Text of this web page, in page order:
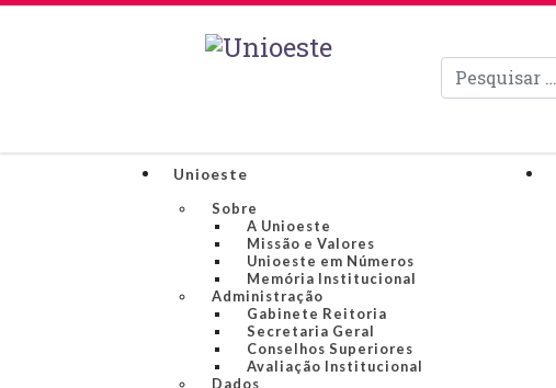
Pesquisar
Unioeste
Sobre
A Unioeste
Missão e Valores
Unioeste em Números
Memória Institucional
Administração
Gabinete Reitoria
Secretaria Geral
Conselhos Superiores
Avaliação Institucional
Dados